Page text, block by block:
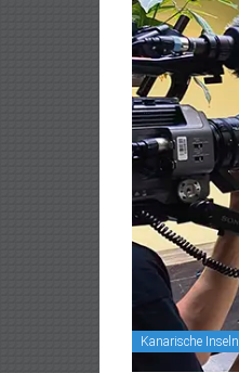
Kanarische Inseln